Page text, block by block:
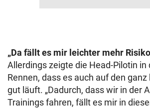
„Da fällt es mir leichter mehr
Allerdings zeigte die Head-Pilotin in
Rennen, dass es auch auf den
gut läuft. „Dadurch, dass wir in der
Trainings fahren, fällt es mir in